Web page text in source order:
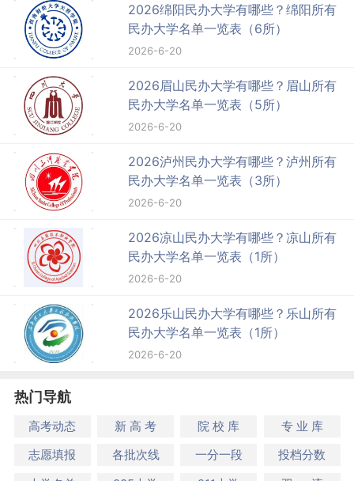
2026绵阳民办大学有哪些？绵阳所有
民办大学名单一览表（6所）
2026-6-20
2026眉山民办大学有哪些？眉山所有
民办大学名单一览表（5所）
2026-6-20
2026泸州民办大学有哪些？泸州所有
民办大学名单一览表（3所）
2026-6-20
2026凉山民办大学有哪些？凉山所有
民办大学名单一览表（1所）
2026-6-20
2026乐山民办大学有哪些？乐山所有
民办大学名单一览表（1所）
2026-6-20
热门导航
高考动态 新 高 考 院 校 库
专 业 库
志愿填报
各批次线 一分一段
投档分数